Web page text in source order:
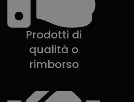
Prodotti di
qualità o
rimborso